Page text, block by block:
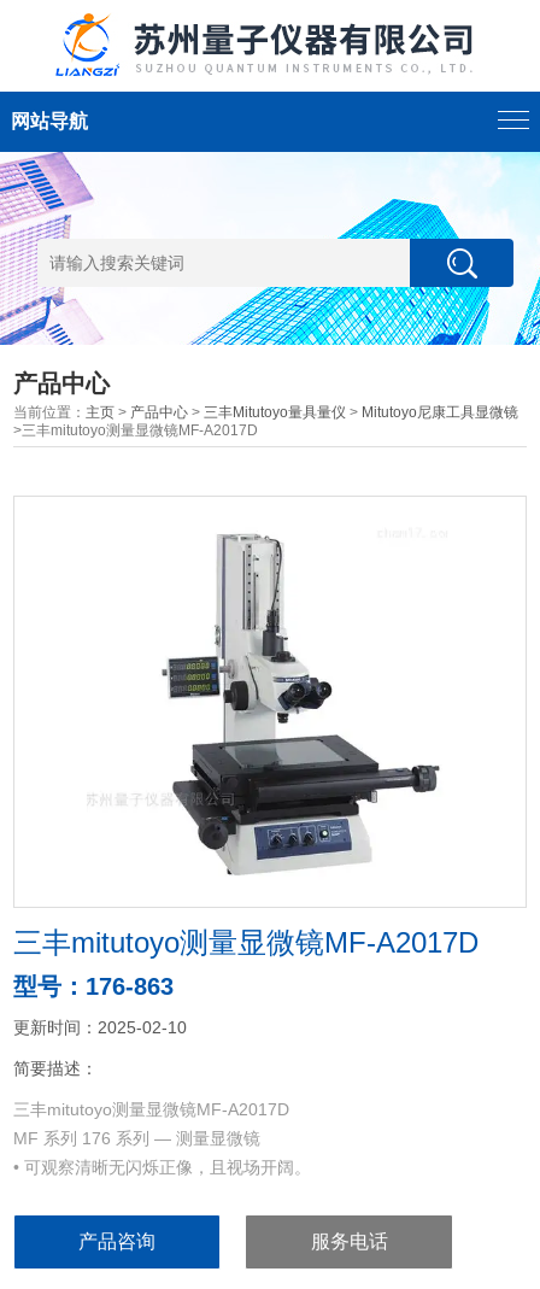
网站导航
产品中心
当前位置： 主页 > 产品中心 >三丰Mitutoyo量具量仪 > Mitutoyo尼康工具显微镜
>三丰mitutoyo测量显微镜MF-A2017D
三丰mitutoyo测量显微镜MF-A2017D
型号：176-863
更新时间：2025-02-10
简要描述：
三丰mitutoyo测量显微镜MF-A2017D
MF 系列 176 系列 — 测量显微镜
• 可观察清晰无闪烁正像，且视场开阔。
• 照明装置（反射／透射） 可选用高亮度LED 灯泡或卤素灯泡。
产品咨询 服务电话